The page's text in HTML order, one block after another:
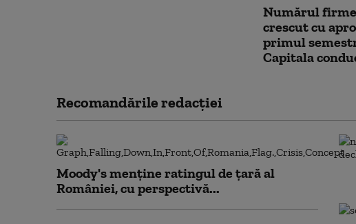
Numărul
crescut cu
primul
Capitala
Recomandările redacţiei
Moody's menține ratingul de țară al
României, cu perspectivă...